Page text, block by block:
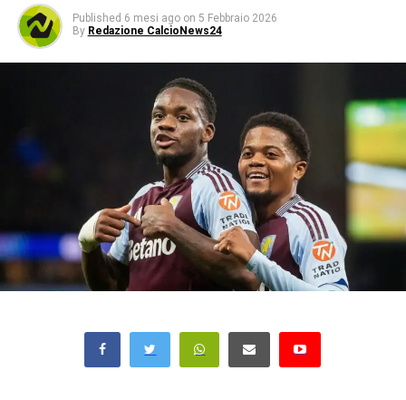
Published 6 mesi ago on 5 Febbraio 2026
By Redazione CalcioNews24